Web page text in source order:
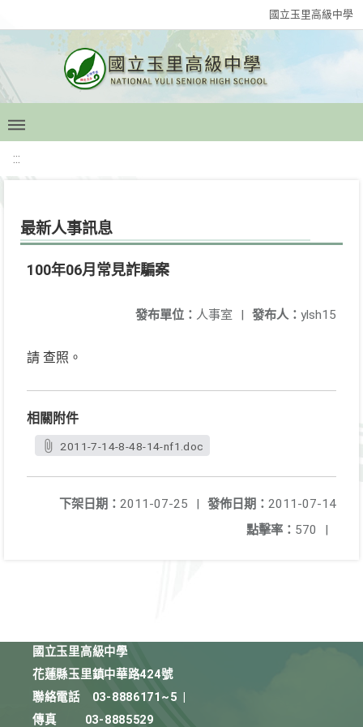
國立玉里高級中學
:::
最新人事訊息
100年06月常見詐騙案
發布人： ylsh15
發布單位： 人事室 |
請 查照。
相關附件
2011-7-14-8-48-14-nf1.doc
發佈日期： 2011-07-14
下架日期： 2011-07-25
|
點擊率： 570 |
國立玉里高級中學
花蓮縣玉里鎮中華路424號
聯絡電話
03-8886171~5
傳真
03-8885529